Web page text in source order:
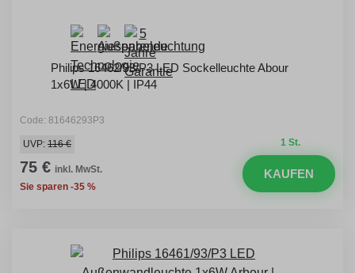
Philips 16462/93/P3 LED Sockelleuchte Abour
1x6W | 4000K | IP44
Code: 81646293P3
1 St.
UVP: 116 €
75 € inkl. MwSt.
Sie sparen -35 %
KAUFEN